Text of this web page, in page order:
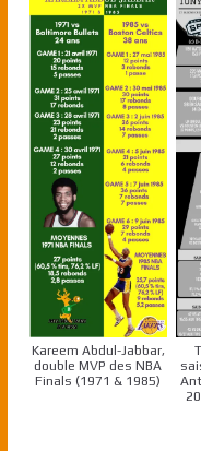
Kareem Abdul-Jabbar,
double MVP des NBA
Finals (1971 & 1985)